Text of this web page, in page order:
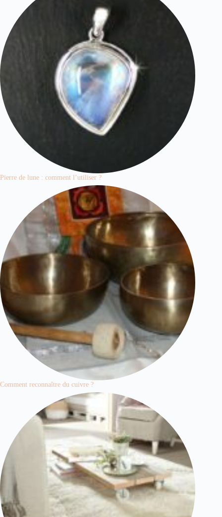
Pierre de lune : comment l’utiliser ?
Comment reconnaître du cuivre ?